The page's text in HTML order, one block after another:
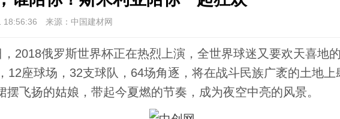
18:56:36 来源：中国建材网
2018俄罗斯世界杯正在热烈上演，全世界球迷又要欢天喜地
12座球场，32支球队，64场角逐，将在战斗民族广袤的土地
摆飞扬的姑娘，带起今夏燃的节奏，成为夜空中亮的风景。